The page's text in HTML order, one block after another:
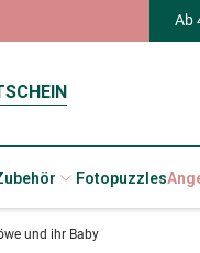
Ab
Fotopuzzles
und ihr Baby